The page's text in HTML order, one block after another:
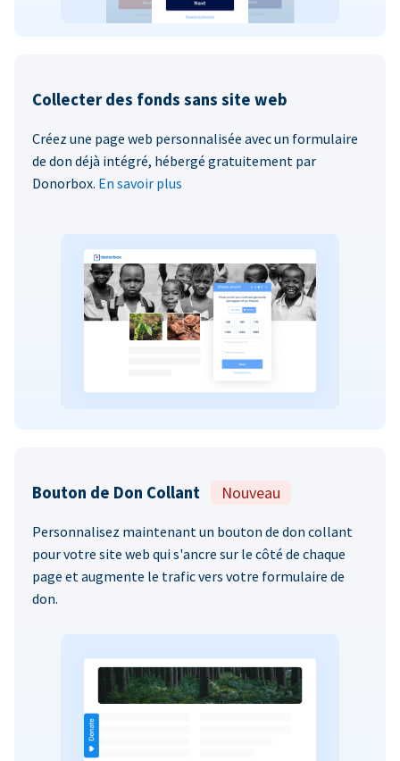
Collecter des fonds sans site web
Créez une page web personnalisée avec un formulaire
de don déjà intégré, hébergé gratuitement par
Donorbox. En savoir plus
Bouton de Don Collant Nouveau
Personnalisez maintenant un bouton de don collant
pour votre site web qui s'ancre sur le côté de chaque
page et augmente le trafic vers votre formulaire de
don.